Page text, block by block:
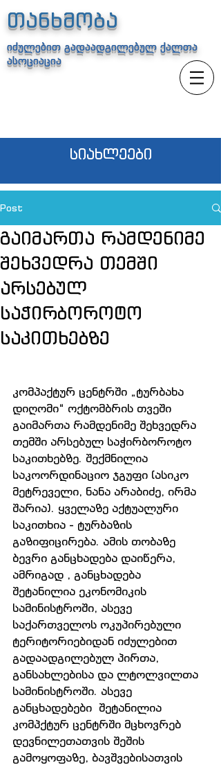
თანხმობა
იძულებით გადაადგილებულ ქალთა
ასოციაცია
სიახლეები
Post
გაიმართა რამდენიმე
შეხვედრა თემში
არსებულ
საჭირბოროტო
საკითხებზე
კომპაქტურ ცენტრში „ტურბახა
დიღომი“ ოქტომბრის თვეში
გაიმართა რამდენიმე შეხვედრა
თემში არსებულ საჭირბოროტო
საკითხებზე. შექმნილია
საკოორდინაციო ჯგუფი (ასიკო
მეტრეველი, ნანა არაბიძე, ირმა
შარია). ყველაზე აქტუალური
საკითხია - ტურბაზის
გაზიფიცირება. ამის თობაზე
ბევრი განცხადება დაიწერა,
ამრიგად , განცხადება
შეტანილია ეკონომიკის
სამინისტროში, ასევე
საქართველოს ოკუპირებული
ტერიტორიებიდან იძულებით
გადაადგილებულ პირთა,
განსახლებისა და ლტოლვილთა
სამინისტროში. ასევე
განცხადებები  შეტანილია
კომპქტურ ცენტრში მცხოვრებ
დევნილეთათვის შეშის
გამოყოფაზე, ბავშვებისათვის